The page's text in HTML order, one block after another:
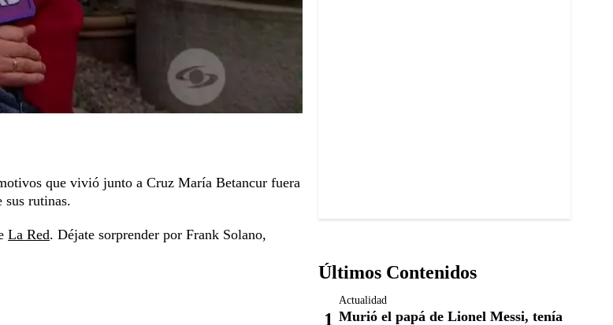
que vivió junto a Cruz María Betancur fuera
sus rutinas.
La Red. Déjate sorprender por Frank Solano,
Últimos Contenidos
Actualidad
Murió el papá de Lionel Messi, tenía